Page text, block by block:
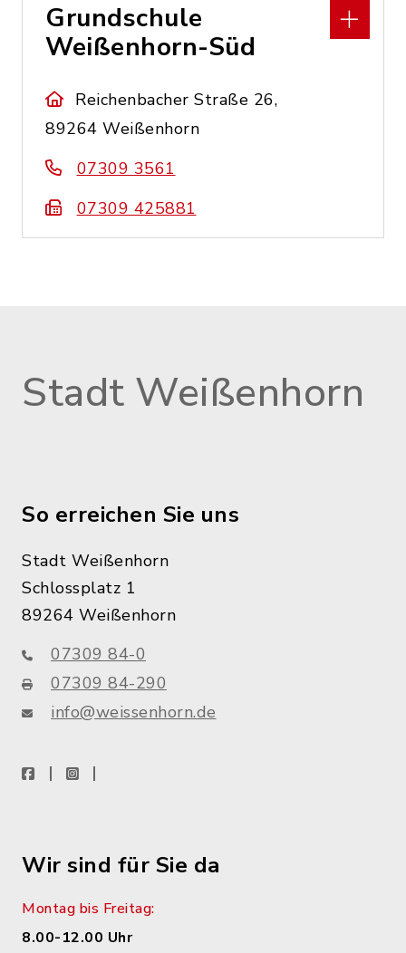
Grundschule
Weißenhorn-Süd
Reichenbacher Straße 26,
89264 Weißenhorn
07309 3561
07309 425881
Stadt Weißenhorn
So erreichen Sie uns
Stadt Weißenhorn
Schlossplatz 1
89264 Weißenhorn
07309 84-0
07309 84-290
info@weissenhorn.de
facebookinstagram
Wir sind für Sie da
Montag bis Freitag:
8.00-12.00 Uhr